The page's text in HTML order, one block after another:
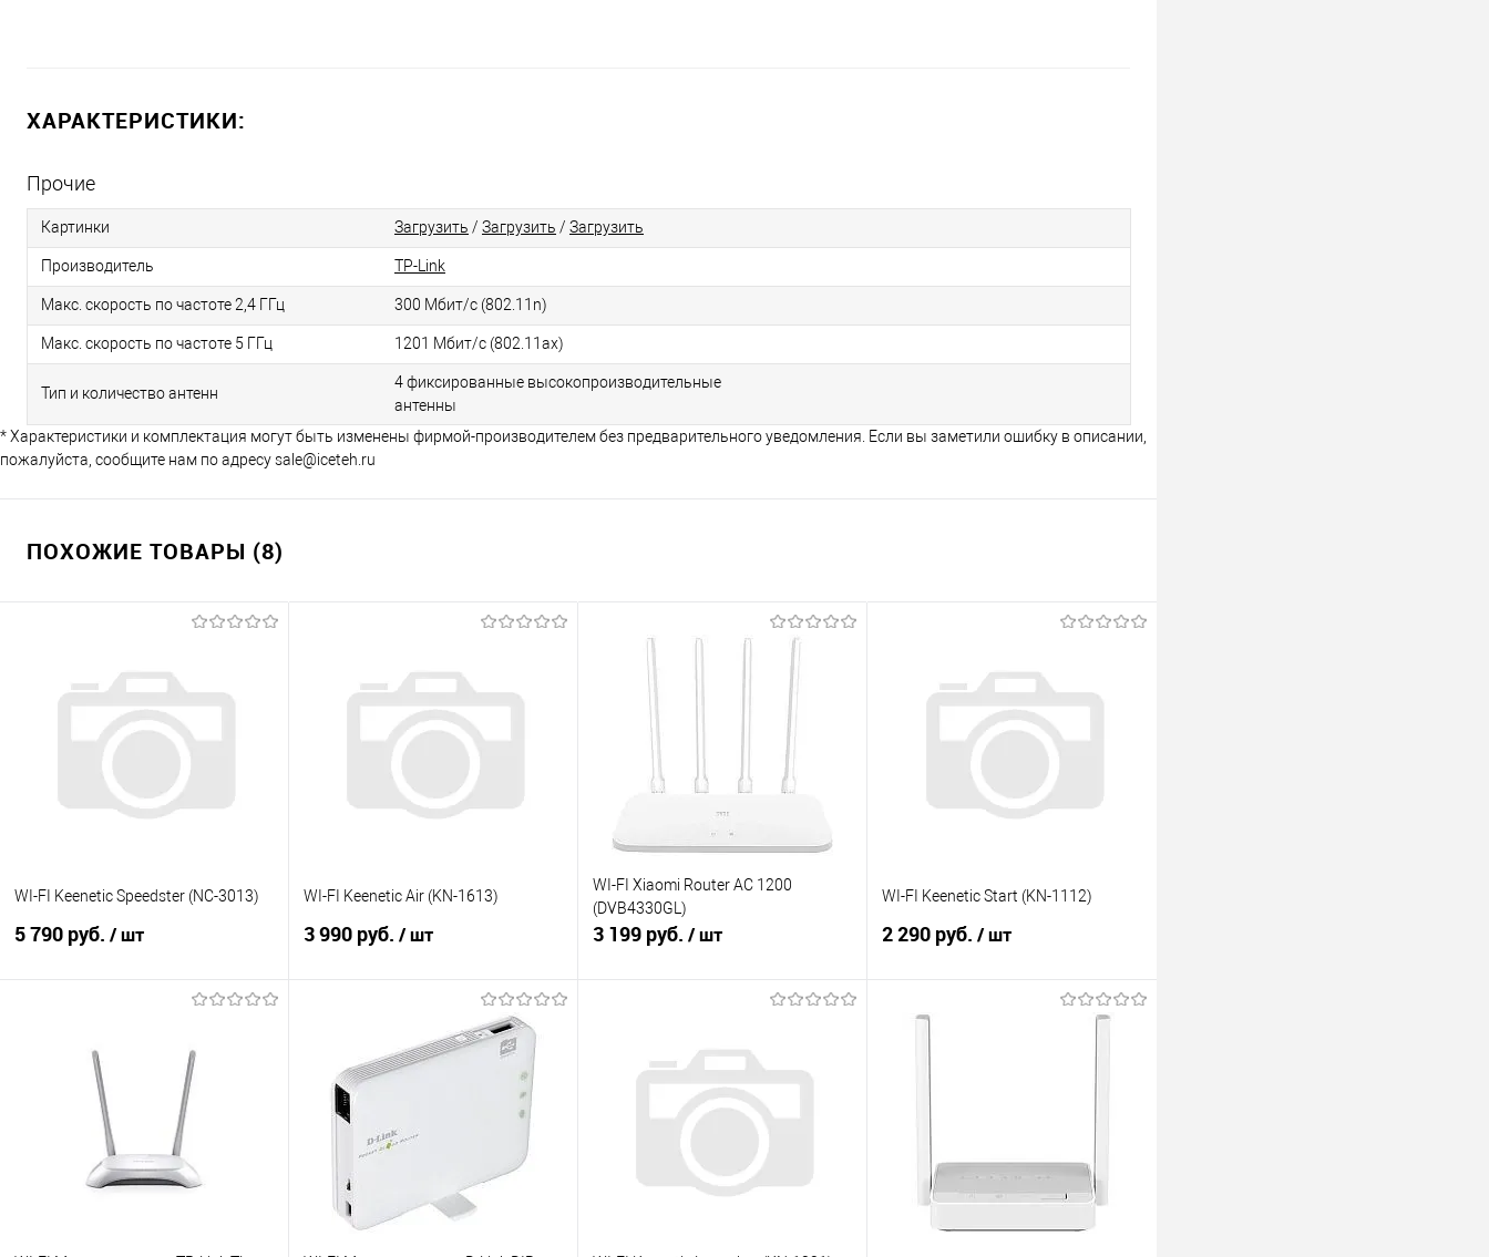
ХАРАКТЕРИСТИКИ:
Прочие
Картинки Загрузить / Загрузить / Загрузить
Производитель TP-Link
Макс. скорость по частоте 2,4 ГГц 300 Мбит/с (802.11n)
Макс. скорость по частоте 5 ГГц 1201 Мбит/с (802.11ax)
Тип и количество антенн
4 фиксированные высокопроизводительные
антенны
* Характеристики и комплектация могут быть изменены фирмой-производителем без предварительного уведомления. Если вы заметили ошибку в описании,
пожалуйста, сообщите нам по адресу sale@iceteh.ru
ПОХОЖИЕ ТОВАРЫ (8)
WI-FI Keenetic Speedster (NC-3013)
5 790 руб. / шт
Купить в 1 клик
К сравнению
В избранное
В наличии
WI-FI Keenetic Air (KN-1613)
3 990 руб. / шт
Купить в 1 клик
К сравнению
В избранное
В наличии
WI-FI Xiaomi Router AC 1200
(DVB4330GL)
3 199 руб. / шт
Купить в 1 клик
К сравнению
В избранное
В наличии
WI-FI Keenetic Start (KN-1112)
2 290 руб. / шт
В наличии